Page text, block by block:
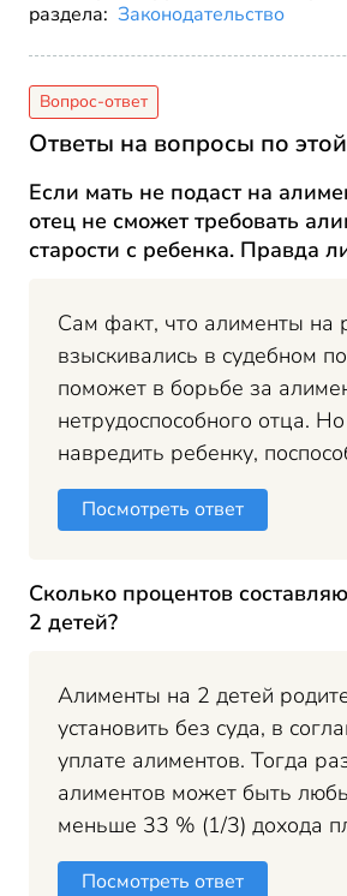
раздела: Законодательство
Ответы на вопросы по
Если мать не подаст на
отец не сможет требовать
старости с ребенка. Правда
Сам факт, что алименты на
взыскивались в судебном
поможет в борьбе за
нетрудоспособного отца.
навредить ребенку,
Посмотреть ответ
Сколько процентов
2 детей?
Алименты на 2 детей
установить без суда, в
уплате алиментов. Тогда
алиментов может быть
меньше 33 % (1/3) дохода
Посмотреть ответ